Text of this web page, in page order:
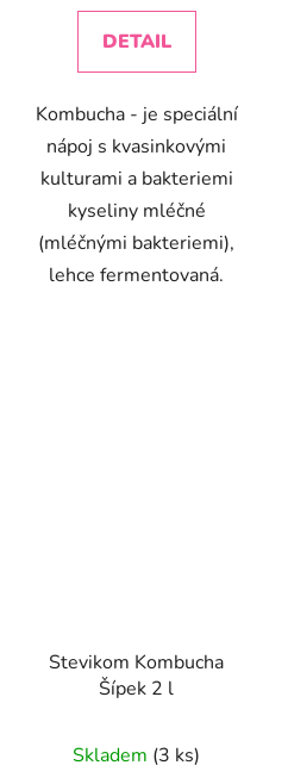
z
DETAIL
Kombucha - je speciální
nápoj s kvasinkovými
kulturami a bakteriemi
kyseliny mléčné
(mléčnými bakteriemi),
lehce fermentovaná.
Stevikom Kombucha
Šípek 2 l
hodnocení
Skladem (3 ks)